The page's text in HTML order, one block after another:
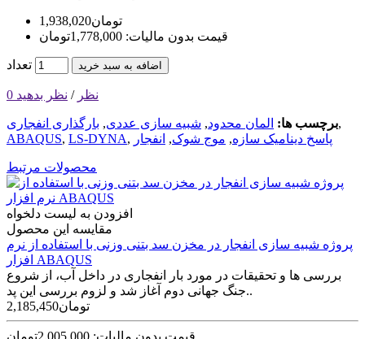
1,938,020تومان
قیمت بدون مالیات: 1,778,000تومان
تعداد اضافه به سبد خرید
0 نظر / نظر بدهید
برچسب ها: المان محدود, شبیه سازی عددی, بارگذاری انفجاری
,
ABAQUS, LS-DYNA, پاسخ دینامیک سازه, موج شوک, انفجار
محصولات مرتبط
افزودن به لیست دلخواه
مقایسه این محصول
پروژه شبیه سازی انفجار در مخزن سد بتنی وزنی با استفاده از نرم
افزار ABAQUS
بررسی ها و تحقیقات در مورد بار انفجاری در داخل آب، از شروع
جنگ جهانی دوم آغاز شد و لزوم بررسی این پد..
2,185,450تومان
قیمت بدون مالیات: 2,005,000تومان